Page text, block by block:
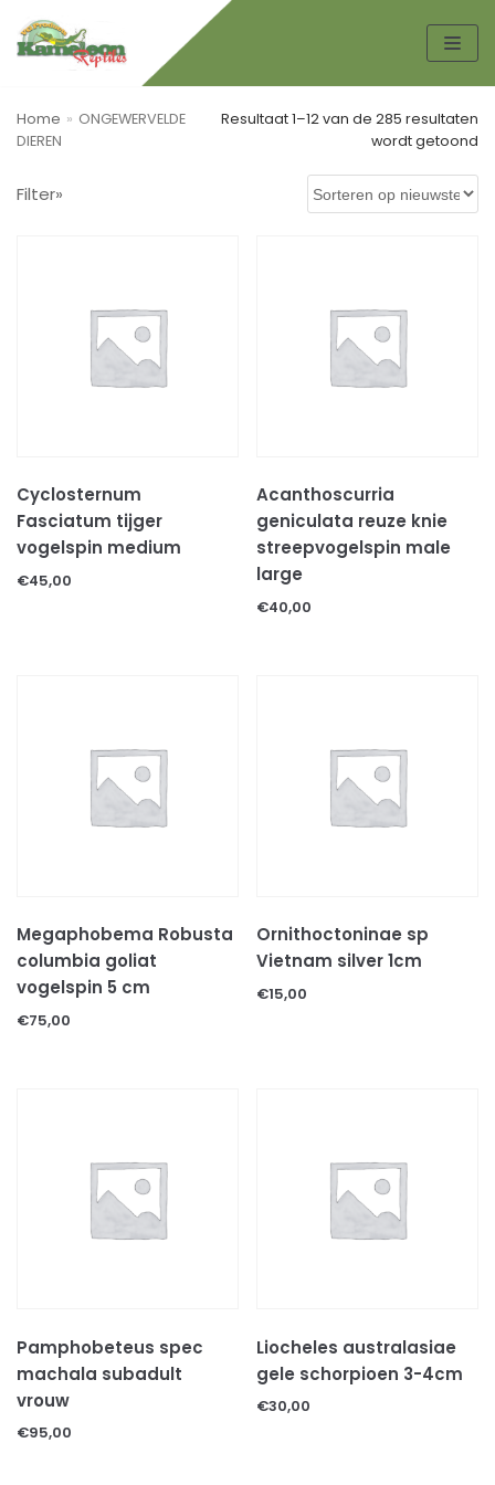
Spring
de
inhoud
Home » ONGEWERVELDE
DIEREN
Resultaat 1–12 van de 285 resultaten
wordt getoond
Filter»
Cyclosternum
Fasciatum tijger
vogelspin medium
€45,00
Acanthoscurria
geniculata reuze knie
streepvogelspin male
large
€40,00
Megaphobema Robusta
columbia goliat
vogelspin 5 cm
€75,00
Ornithoctoninae sp
Vietnam silver 1cm
€15,00
Pamphobeteus spec
machala subadult
vrouw
€95,00
Liocheles australasiae
gele schorpioen 3-4cm
€30,00
Voer & beloningen
KATTEN TOEBEHOREN
KNAAGDIEREN
Decoratie & speeltjes
Kooien & hokken
INSECTEN
MILJOENPOTEN
SCHORPIOENEN
KAMELEONS
LANDSCHILDPADDEN
SLANGEN
Levende terrariumplanten
Substraten
Thermometers & hygrometers